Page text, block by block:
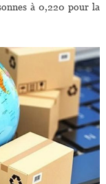
à 0,220 pour la